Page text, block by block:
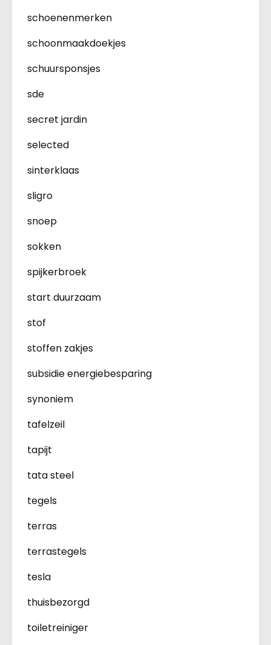
schoenenmerken
schoonmaakdoekjes
schuursponsjes
sde
secret jardin
selected
sinterklaas
sligro
snoep
sokken
spijkerbroek
start duurzaam
stof
stoffen zakjes
subsidie energiebesparing
synoniem
tafelzeil
tapijt
tata steel
tegels
terras
terrastegels
tesla
thuisbezorgd
toiletreiniger